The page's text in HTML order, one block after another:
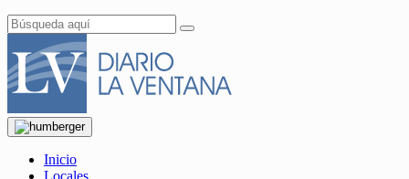
Inicio
Locales